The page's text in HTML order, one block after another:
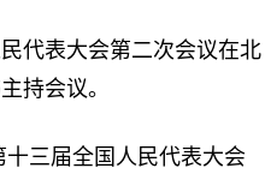
代表大会第二次会议在北
持会议。
三届全国人民代表大会